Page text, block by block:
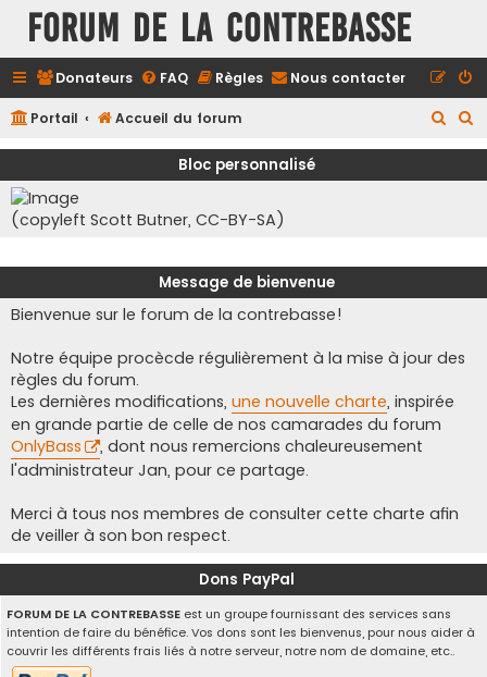
FORUM DE LA CONTREBASSE
Donateurs FAQ Règles Nous contacter
Portail Accueil du forum
e
e
Bloc personnalisé
(copyleft Scott Butner, CC-BY-SA)
Message de bienvenue
Bienvenue sur le forum de la contrebasse!
Notre équipe procècde régulièrement à la mise à jour des
règles du forum.
Les dernières modifications, une nouvelle charte, inspirée
en grande partie de celle de nos camarades du forum
OnlyBass
, dont nous remercions chaleureusement
l'administrateur Jan, pour ce partage.
Merci à tous nos membres de consulter cette charte afin
de veiller à son bon respect.
Dons PayPal
FORUM DE LA CONTREBASSE est un groupe fournissant des services sans
intention de faire du bénéfice. Vos dons sont les bienvenus, pour nous aider à
couvrir les différents frais liés à notre serveur, notre nom de domaine, etc..